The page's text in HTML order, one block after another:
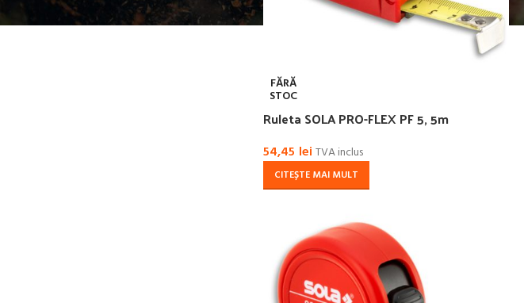
FĂRĂ
STOC
Ruleta SOLA PRO-FLEX PF 5, 5m
54,45 lei TVA inclus
CITEȘTE MAI MULT